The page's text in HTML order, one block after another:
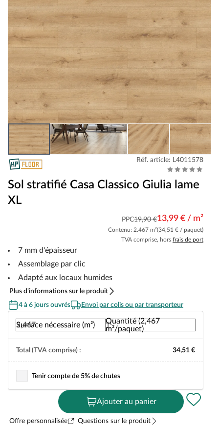
Réf. article: L4011578
Sol stratifié Casa Classico Giulia lame
XL
PPC19,90 €13,99 € / m²
Contenu: 2.467 m²(34,51 € / paquet)
TVA comprise, hors frais de port
7 mm d'épaisseur
Assemblage par clic
Adapté aux locaux humides
Plus d'informations sur le produit
4 à 6 jours ouvrés
Envoi par colis ou par transporteur
Surface nécessaire (m²)
Quantité (2,467
m²/paquet)
Total (TVA comprise) : 34,51 €
Tenir compte de 5% de chutes
Ajouter au panier
Offre personnalisée Questions sur le produit